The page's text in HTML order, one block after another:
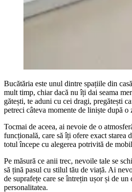
Bucătăria este unul dintre spațiile din
mult timp, chiar dacă nu îți dai seama
gătești, te aduni cu cei dragi, pregătești
petreci câteva momente de liniște după o
Tocmai de aceea, ai nevoie de o
funcțională, care să îți ofere exact starea
totul începe cu alegerea potrivită de
Pe măsură ce anii trec, nevoile tale se
să țină pasul cu stilul tău de viață. Ai
de suprafețe care se întrețin ușor și de un
personalitatea.